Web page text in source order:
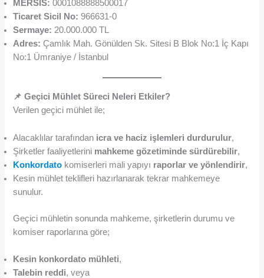
MERSİS: 0001088888500017
Ticaret Sicil No: 966631-0
Sermaye: 20.000.000 TL
Adres: Çamlık Mah. Gönülden Sk. Sitesi B Blok No:1 İç Kapı
No:1 Ümraniye / İstanbul
📌 Geçici Mühlet Süreci Neleri Etkiler?
Verilen geçici mühlet ile;
Alacaklılar tarafından icra ve haciz işlemleri durdurulur,
Şirketler faaliyetlerini mahkeme gözetiminde sürdürebilir,
Konkordato komiserleri mali yapıyı raporlar ve yönlendirir,
Kesin mühlet teklifleri hazırlanarak tekrar mahkemeye
sunulur.
Geçici mühletin sonunda mahkeme, şirketlerin durumu ve
komiser raporlarına göre;
Kesin konkordato mühleti,
Talebin reddi, veya